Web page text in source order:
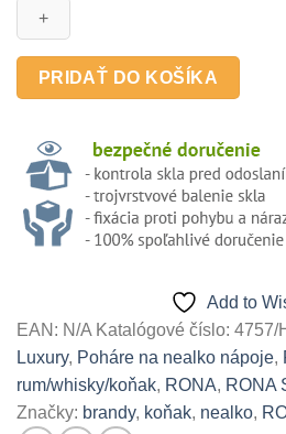
lešteným
dekorom
Diamond,
ks
PRIDAŤ DO KOŠÍKA
Add to
EAN: N/A Katalógové číslo: 4757/
Luxury, Poháre na nealko nápoje,
rum/whisky/koňak, RONA, RONA
Značky: brandy, koňak, nealko,